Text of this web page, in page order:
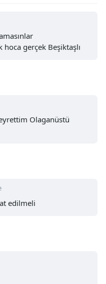
hoca gerçek Beşiktaşlı
Olaganüstü
edilmeli